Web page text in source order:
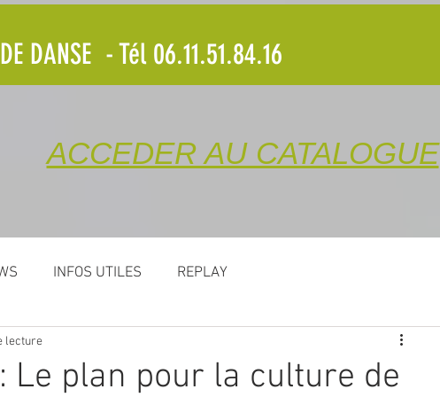
DANSE - Tél 06.11.51.84.16
ACCEDER AU CATALOGUE
INFOS UTILES REPLAY
Le plan pour la culture de
lecture